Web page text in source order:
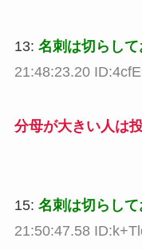
13: 名刺は切らし
21:48:23.20
分母が大きい人は
15: 名刺は切らし
21:50:47.58